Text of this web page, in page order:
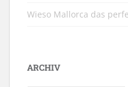
Wieso Mallorca das
ARCHIV